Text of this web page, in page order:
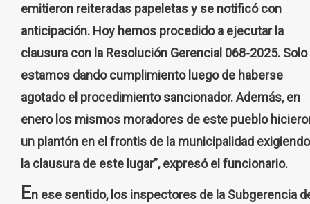
emitieron reiteradas papeletas y se notificó con
anticipación. Hoy hemos procedido a ejecutar la
clausura con la Resolución Gerencial 068-2025. Solo
estamos dando cumplimiento luego de haberse
agotado el procedimiento sancionador. Además, en
enero los mismos moradores de este pueblo
un plantón en el frontis de la municipalidad exigiendo
la clausura de este lugar”, expresó el funcionario.
En ese sentido, los inspectores de la Subgerencia